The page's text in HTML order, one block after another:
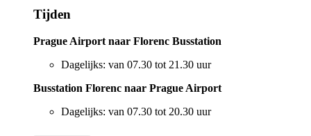
Tijden
Prague Airport naar Florenc Busstation
Dagelijks: van 07.30 tot 21.30 uur
Busstation Florenc naar Prague Airport
Dagelijks: van 07.30 tot 20.30 uur